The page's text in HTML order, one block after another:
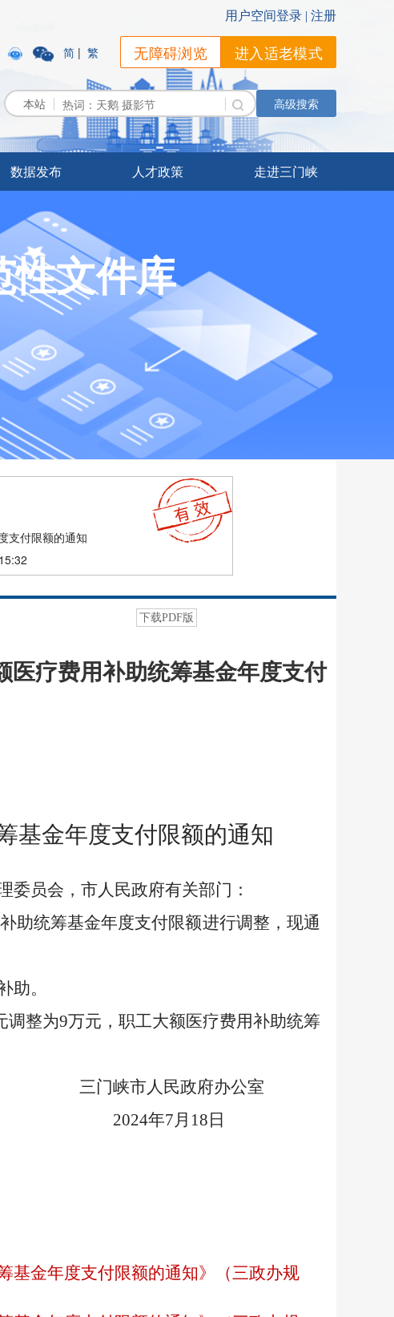
简 | 繁 无障碍浏览 进入适老模式
本站 高级搜索
数据发布 人才政策 走进三门峡
性文件库
支付限额的通知
下载PDF版
医疗费用补助统筹基金年度支付
基金年度支付限额的通知
员会，市人民政府有关部门：
统筹基金年度支付限额进行调整，现通
。
整为9万元，职工大额医疗费用补助统筹
三门峡市人民政府办公室
2024年7月18日
基金年度支付限额的通知》（三政办规